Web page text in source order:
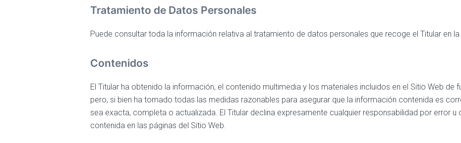
Tratamiento de Datos Personales
Puede consultar toda la información relativa al tratamiento de datos personales que recoge el Titular en la
Contenidos
El Titular ha obtenido la información, el contenido multimedia y los materiales incluidos en el Sitio Web de
pero, si bien ha tomado todas las medidas razonables para asegurar que la información contenida es
sea exacta, completa o actualizada. El Titular declina expresamente cualquier responsabilidad por error u
contenida en las páginas del Sitio Web.